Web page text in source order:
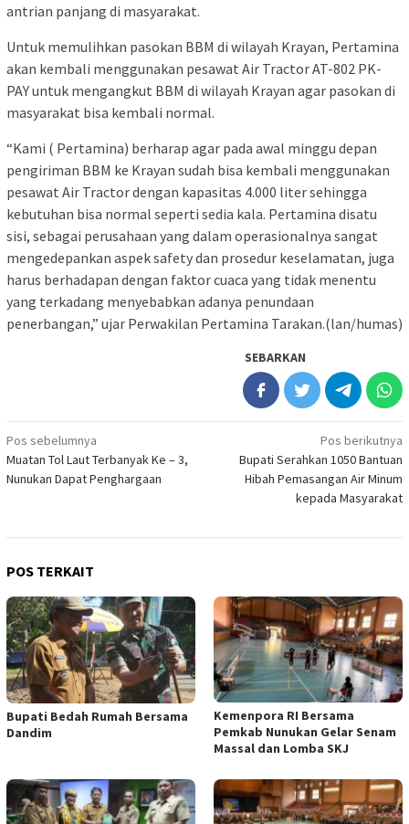
antrian panjang di masyarakat.
Untuk memulihkan pasokan BBM di wilayah Krayan, Pertamina
akan kembali menggunakan pesawat Air Tractor AT-802 PK-
PAY untuk mengangkut BBM di wilayah Krayan agar pasokan di
masyarakat bisa kembali normal.
“Kami ( Pertamina) berharap agar pada awal minggu depan
pengiriman BBM ke Krayan sudah bisa kembali menggunakan
pesawat Air Tractor dengan kapasitas 4.000 liter sehingga
kebutuhan bisa normal seperti sedia kala. Pertamina disatu
sisi, sebagai perusahaan yang dalam operasionalnya sangat
mengedepankan aspek safety dan prosedur keselamatan, juga
harus berhadapan dengan faktor cuaca yang tidak menentu
yang terkadang menyebabkan adanya penundaan
penerbangan,” ujar Perwakilan Pertamina Tarakan.(lan/humas)
SEBARKAN
Navigasi
pos
Pos sebelumnya
Muatan Tol Laut Terbanyak Ke – 3,
Nunukan Dapat Penghargaan
Pos berikutnya
Bupati Serahkan 1050 Bantuan
Hibah Pemasangan Air Minum
kepada Masyarakat
POS TERKAIT
Bupati Bedah Rumah Bersama
Dandim
Kemenpora RI Bersama
Pemkab Nunukan Gelar Senam
Massal dan Lomba SKJ